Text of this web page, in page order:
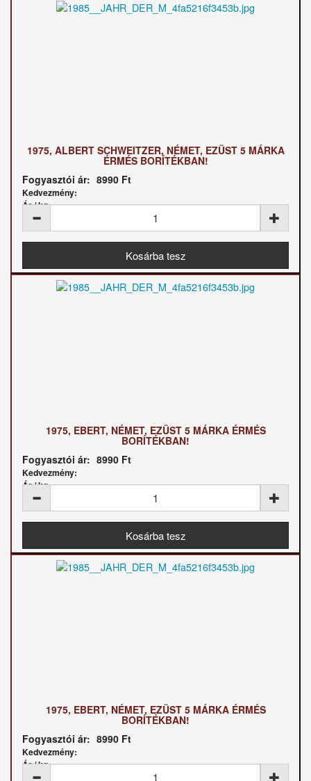
1975, ALBERT SCHWEITZER, NÉMET, EZÜST 5 MÁRKA
ÉRMÉS BORÍTÉKBAN!
Fogyasztói ár: 8990 Ft
Kedvezmény:
Ár / kg:
1975, EBERT, NÉMET, EZÜST 5 MÁRKA ÉRMÉS
BORÍTÉKBAN!
Fogyasztói ár: 8990 Ft
Kedvezmény:
Ár / kg:
1975, EBERT, NÉMET, EZÜST 5 MÁRKA ÉRMÉS
BORÍTÉKBAN!
Fogyasztói ár: 8990 Ft
Kedvezmény:
Ár / kg: